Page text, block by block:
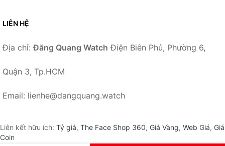
LIÊN HỆ
Địa chỉ:Đăng Quang Watch Điện Biên Phủ, Phường 6,
Quận 3, Tp.HCM
Email: lienhe@dangquang.watch
Liên kết hữu ích: Tỷ giá, The Face Shop 360, Giá Vàng, Web Giá, Giá
Coin